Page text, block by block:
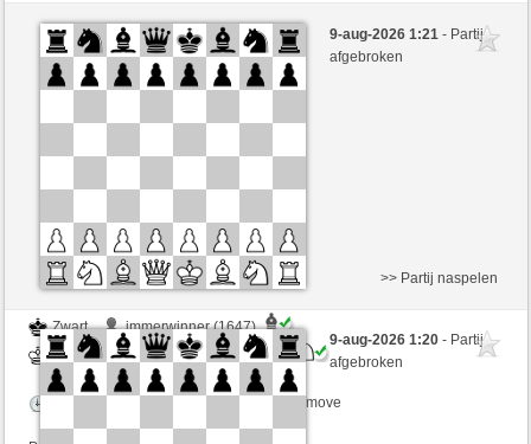
Wit
victoriaalum (1551)
Zwart
Lavalangaperfetta (1585)
9-aug-2026 1:21- Partij
afgebroken
Zwart
immerwinner (1647)
Wit
Lavalangaperfetta (1585)
Speelduur: 5 minutes/side + 0 seconds/move
>> Partij naspelen
9-aug-2026 1:20- Partij
afgebroken